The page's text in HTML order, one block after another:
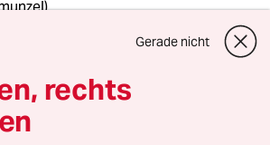
Vorurteile pflegen ?
Gerade nicht
rechts